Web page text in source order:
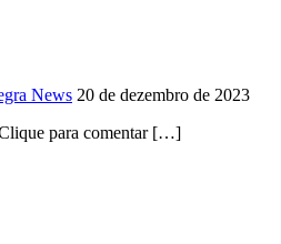
News 20 de dezembro de 2023
para comentar […]